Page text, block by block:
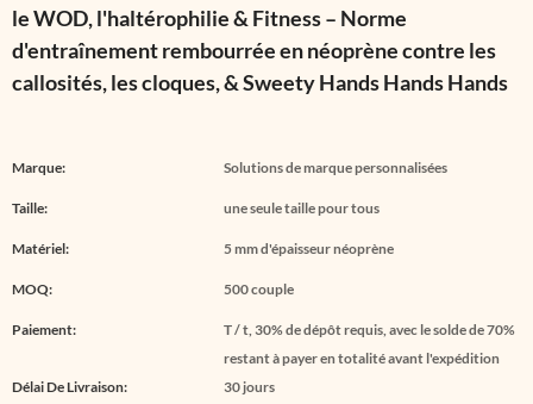
le WOD, l'haltérophilie & Fitness – Norme
d'entraînement rembourrée en néoprène contre les
callosités, les cloques, & Sweety Hands Hands Hands
Marque: Solutions de marque personnalisées
Taille: une seule taille pour tous
Matériel: 5 mm d'épaisseur néoprène
MOQ: 500 couple
Paiement:
T / t, 30% de dépôt requis, avec le solde de 70%
restant à payer en totalité avant l'expédition
Délai De Livraison:
30 jours